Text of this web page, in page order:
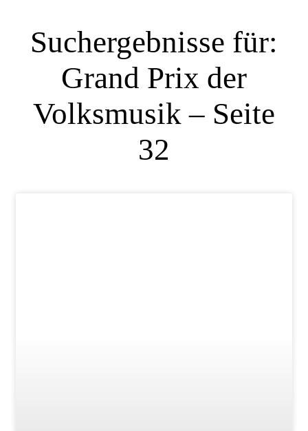
Suchergebnisse für:
Grand Prix der
Volksmusik – Seite
32